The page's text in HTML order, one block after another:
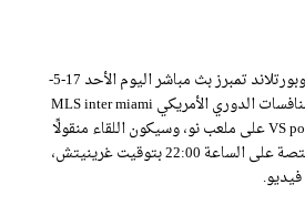
مشاهدة مباراة إنتر ميامي وبورتلاند تمبرز بث مباشر اليوم الأحد 17-5-
2026 ضمن الجولة 14 من منافسات الدوري الأمريكي MLS inter miami
VS portland timbers Live Stream على ملعب نو، وسيكون اللقاء منقولًا
عبر القنوات الرياضية المختصة على الساعة 22:00 بتوقيت غرينيتش،